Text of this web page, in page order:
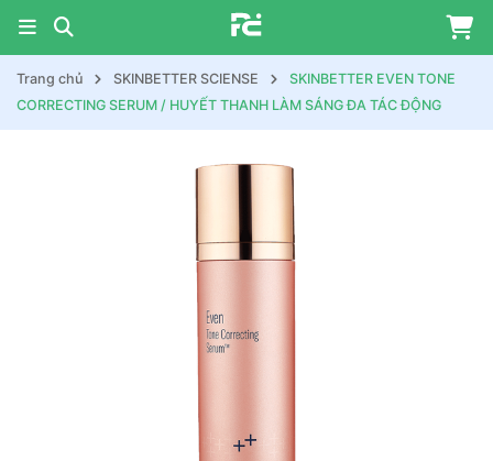
Trang chủ SKINBETTER SCIENSE
SKINBETTER EVEN TONE
CORRECTING SERUM / HUYẾT THANH LÀM SÁNG ĐA TÁC ĐỘNG